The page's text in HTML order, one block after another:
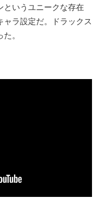
というユニークな存在
ャラ設定だ。ドラックス
。